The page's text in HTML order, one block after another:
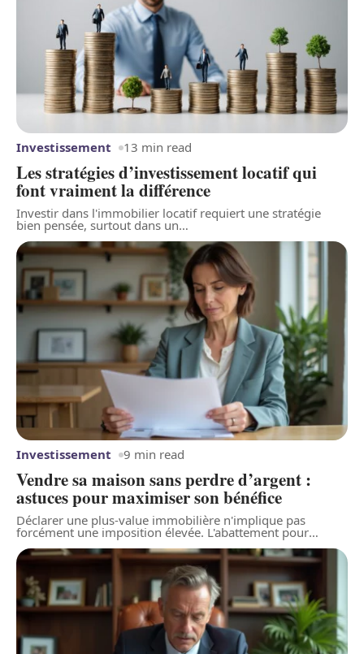
Les stratégies d’investissement locatif qui
font vraiment la différence
Investir dans l'immobilier locatif requiert une stratégie
bien pensée, surtout dans un…
Investissement 13 min read
Vendre sa maison sans perdre d’argent :
astuces pour maximiser son bénéfice
Déclarer une plus-value immobilière n'implique pas
forcément une imposition élevée. L'abattement pour…
Investissement 9 min read